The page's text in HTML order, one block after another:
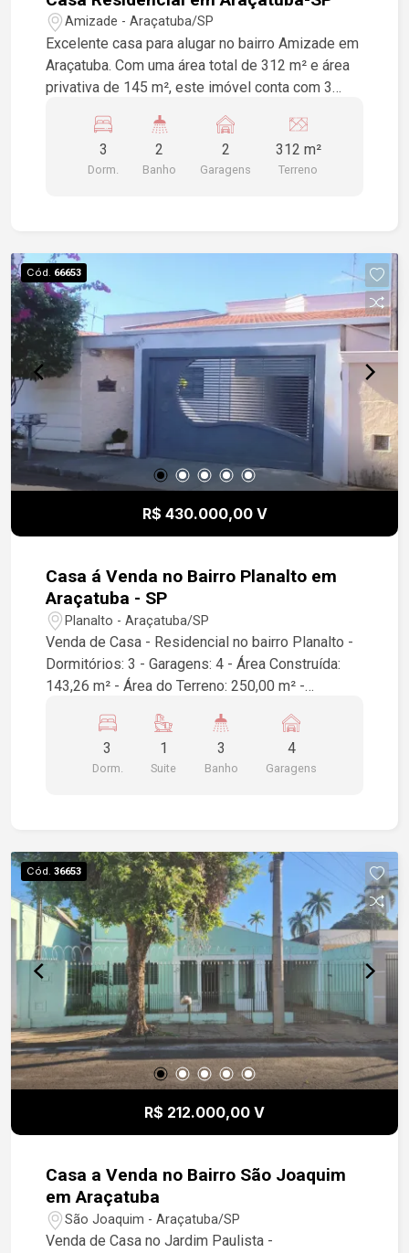
Amizade - Araçatuba/SP
Excelente casa para alugar no bairro Amizade em
Araçatuba. Com uma área total de 312 m² e área
privativa de 145 m², este imóvel conta com 3
perfeita para você e sua família. Não perca a
oportunidade de viver em um espaço
aconchegante e bem localizado!
3
Dorm.
2
Banho
2
Garagens
312 m²
Terreno
Cód. 66653
R$ 430.000,00 V
Casa á Venda no Bairro Planalto em
Araçatuba - SP
Planalto - Araçatuba/SP
Venda de Casa - Residencial no bairro Planalto -
Dormitórios: 3 - Garagens: 4 - Área Construída:
143,26 m² - Área do Terreno: 250,00 m² -
informações ou agendar uma visita, entre em
3
Dorm.
1
Suite
3
Banho
4
Garagens
Cód. 36653
R$ 212.000,00 V
Casa a Venda no Bairro São Joaquim
em Araçatuba
São Joaquim - Araçatuba/SP
Venda de Casa no Jardim Paulista -